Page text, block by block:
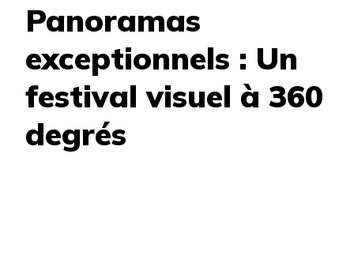
Panoramas
exceptionnels : Un
festival visuel à 360
degrés